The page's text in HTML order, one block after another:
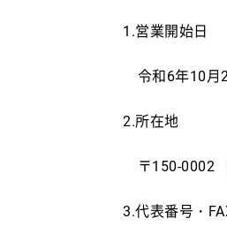
1.営業開始日
令和6年10月
2.所在地
〒150-0002
3.代表番号・